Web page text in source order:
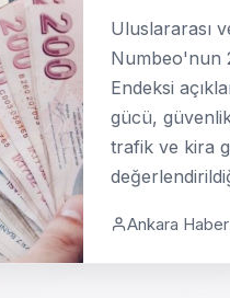
Uluslararası
Numbeo'nun
Endeksi
gücü,
trafik ve kira
Ankara